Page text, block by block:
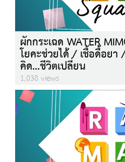
ผักกระเฉด WATER
โยคะช่วยได้ / เชื้อดื้อย
คิด...ชีวิตเปลี่ยน
1,038 views